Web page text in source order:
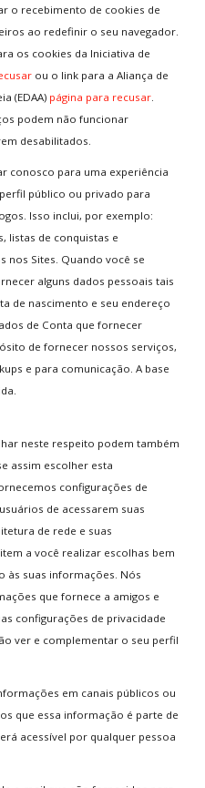
o recebimento de cookies de
ao redefinir o seu navegador.
os cookies da Iniciativa de
ou o link para a Aliança de
(EDAA) página para recusar.
podem não funcionar
desabilitados.
conosco para uma experiência
público ou privado para
Isso inclui, por exemplo:
listas de conquistas e
nos Sites. Quando você se
alguns dados pessoais tais
de nascimento e seu endereço
de Conta que fornecer
de fornecer nossos serviços,
e para comunicação. A base
neste respeito podem também
assim escolher esta
configurações de
de acessarem suas
de rede e suas
a você realizar escolhas bem
às suas informações. Nós
que fornece a amigos e
configurações de privacidade
ver e complementar o seu perfil
em canais públicos ou
que essa informação é parte de
acessível por qualquer pessoa